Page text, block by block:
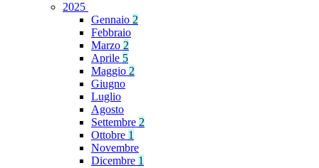
2025
Gennaio 2
Febbraio
Marzo 2
Aprile 5
Maggio 2
Giugno
Luglio
Agosto
Settembre 2
Ottobre 1
Novembre
Dicembre 1